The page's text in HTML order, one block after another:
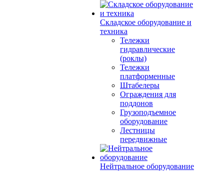
Складское оборудование и
техника
Тележки
гидравлические
(роклы)
Тележки
платформенные
Штабелеры
Ограждения для
поддонов
Грузоподъемное
оборудование
Лестницы
передвижные
Нейтральное оборудование